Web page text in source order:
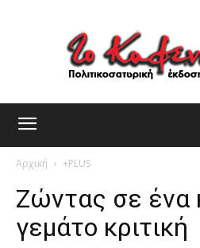
Αρχική +PLUS
Ζώντας σε ένα
γεμάτο κριτική